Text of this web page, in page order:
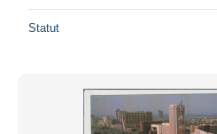
Statut